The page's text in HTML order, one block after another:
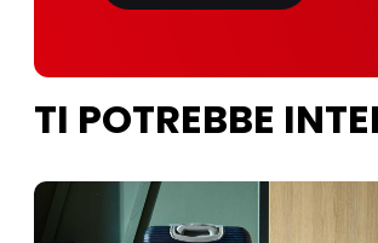
TI POTREBBE